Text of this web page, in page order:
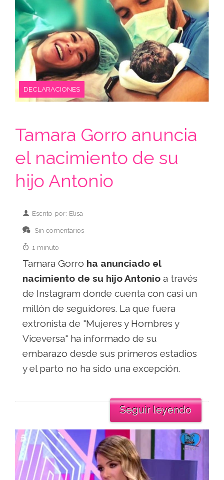
DECLARACIONES
Tamara Gorro anuncia
el nacimiento de su
hijo Antonio
Escrito por: Elisa
Sin comentarios
1 minuto
Tamara Gorro ha anunciado el
nacimiento de su hijo Antonio a través
de Instagram donde cuenta con casi un
millón de seguidores. La que fuera
extronista de "Mujeres y Hombres y
Viceversa" ha informado de su
embarazo desde sus primeros estadios
y el parto no ha sido una excepción.
Seguir leyendo